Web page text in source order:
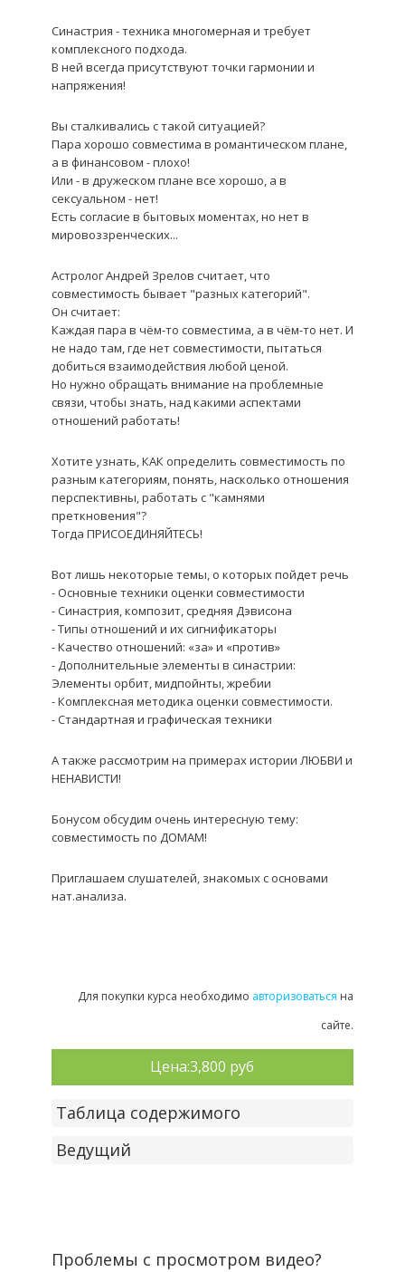
Синастрия - техника многомерная и требует
комплексного подхода.
В ней всегда присутствуют точки гармонии и
напряжения!
Вы сталкивались с такой ситуацией?
Пара хорошо совместима в романтическом плане,
а в финансовом - плохо!
Или - в дружеском плане все хорошо, а в
сексуальном - нет!
Есть согласие в бытовых моментах, но нет в
мировоззренческих...
Астролог Андрей Зрелов считает, что
совместимость бывает "разных категорий".
Он считает:
Каждая пара в чём-то совместима, а в чём-то нет. И
не надо там, где нет совместимости, пытаться
добиться взаимодействия любой ценой.
Но нужно обращать внимание на проблемные
связи, чтобы знать, над какими аспектами
отношений работать!
Хотите узнать, КАК определить совместимость по
разным категориям, понять, насколько отношения
перспективны, работать с "камнями
преткновения"?
Тогда ПРИСОЕДИНЯЙТЕСЬ!
Вот лишь некоторые темы, о которых пойдет речь
- Основные техники оценки совместимости
- Синастрия, композит, средняя Дэвисона
- Типы отношений и их сигнификаторы
- Качество отношений: «за» и «против»
- Дополнительные элементы в синастрии:
Элементы орбит, мидпойнты, жребии
- Комплексная методика оценки совместимости.
- Стандартная и графическая техники
А также рассмотрим на примерах истории ЛЮБВИ и
НЕНАВИСТИ!
Бонусом обсудим очень интересную тему:
совместимость по ДОМАМ!
Приглашаем слушателей, знакомых с основами
нат.анализа.
Для покупки курса необходимо авторизоваться на
сайте.
Цена:3,800 руб
Таблица содержимого
Ведущий
Проблемы с просмотром видео?